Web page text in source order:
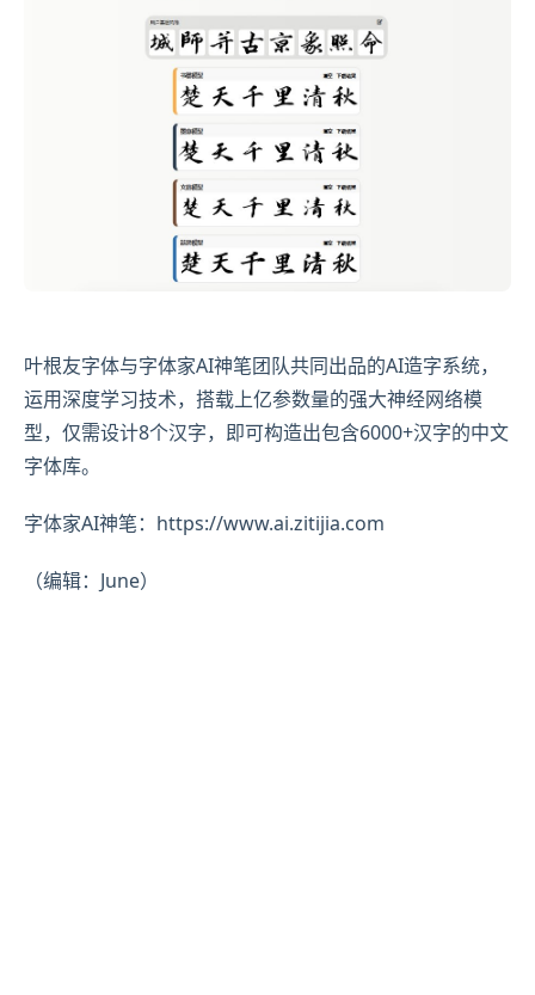
叶根友字体与字体家AI神笔团队共同出品的AI造字系统，
运用深度学习技术，搭载上亿参数量的强大神经网络模
型，仅需设计8个汉字，即可构造出包含6000+汉字的中文
字体库。
字体家AI神笔：https://www.ai.zitijia.com
（编辑：June）